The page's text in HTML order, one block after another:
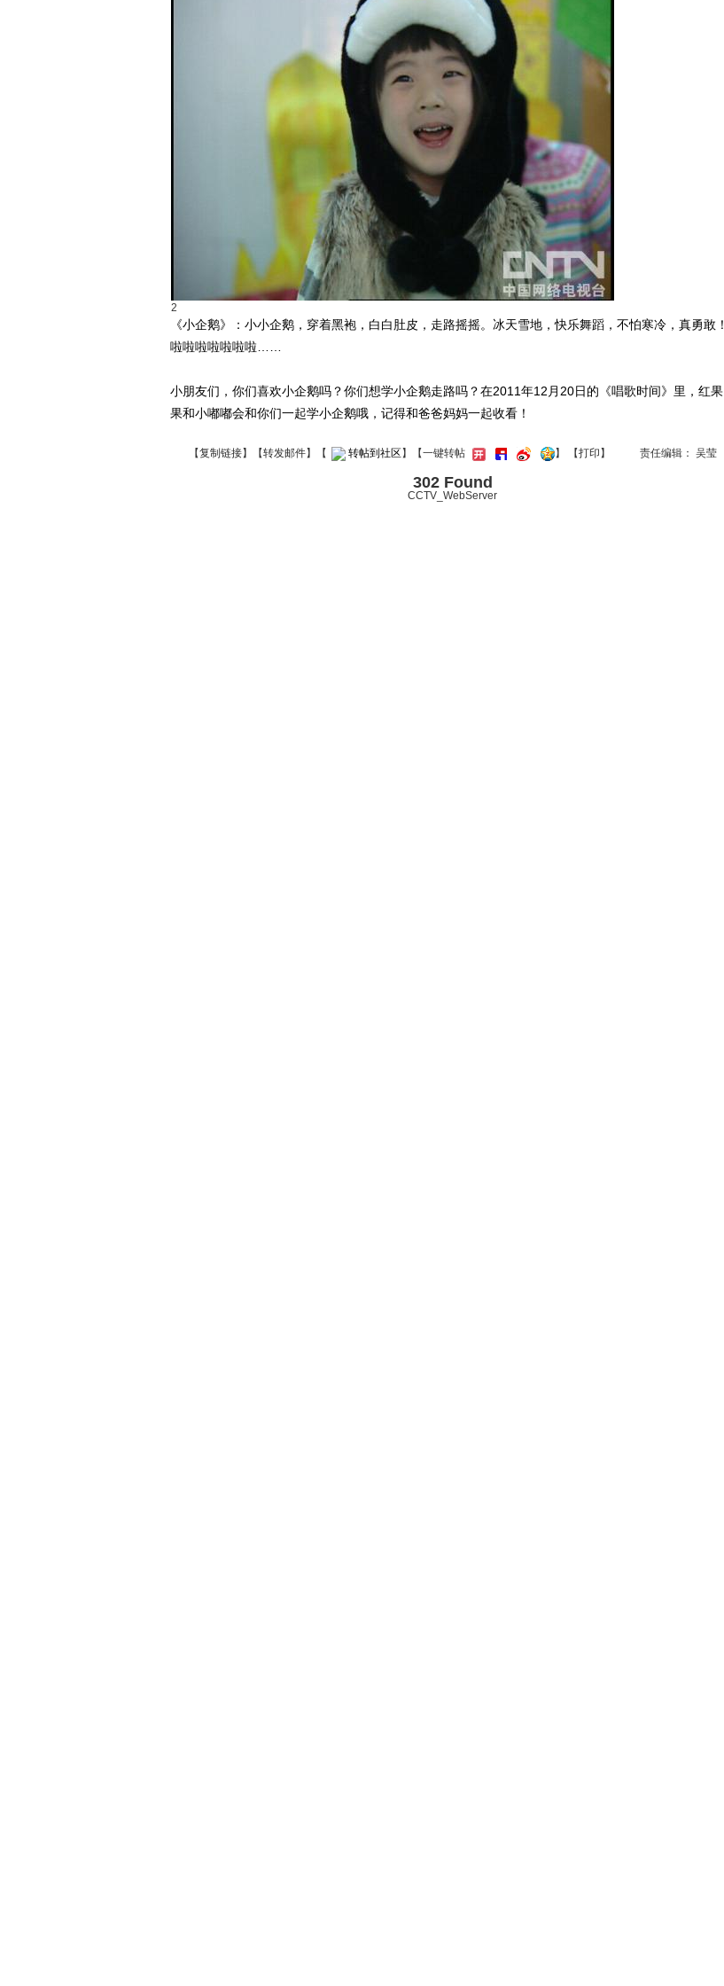
2
《小企鹅》：小小企鹅，穿着黑袍，白白肚皮，走路摇摇。冰天雪地，快乐舞蹈，不怕寒冷，真勇敢！
啦啦啦啦啦啦啦……
小朋友们，你们喜欢小企鹅吗？你们想学小企鹅走路吗？在2011年12月20日的《唱歌时间》里，红果
果和小嘟嘟会和你们一起学小企鹅哦，记得和爸爸妈妈一起收看！
【复制链接】【转发邮件】 【 转帖到社区 】【一键转帖 】 【打印 】 责任编辑： 吴莹
302 Found
CCTV_WebServer